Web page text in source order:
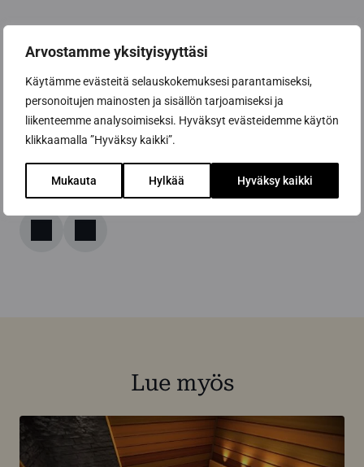
Arvostamme yksityisyyttäsi
Käytämme evästeitä selauskokemuksesi parantamiseksi,
personoitujen mainosten ja sisällön tarjoamiseksi ja
liikenteemme analysoimiseksi. Hyväksyt evästeidemme käytön
klikkaamalla ”Hyväksy kaikki”.
Mukauta Hylkää Hyväksy kaikki
suunnittelun?Tutustu helppokäyttöiseen
suunnitteluohjelmaamme ja aloita muutoksen
suunnittelu jo tänään!
Pyydä tarjous – Aloita saunasi suunnittelu tästä
Jaa artikkeli
Lue myös